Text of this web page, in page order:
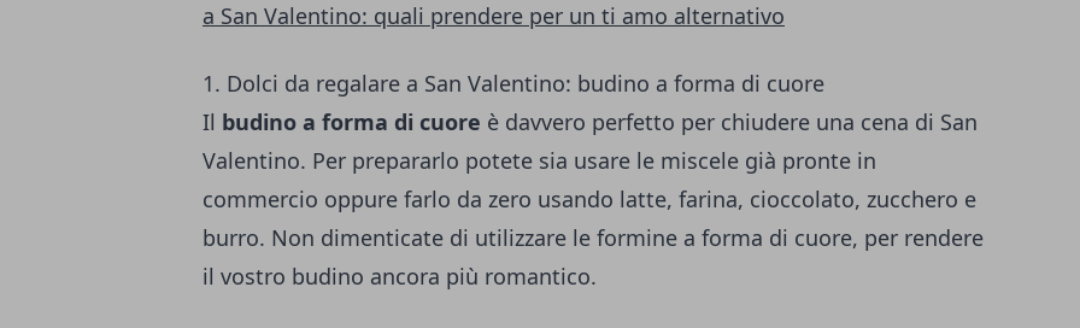
a San Valentino: quali prendere per un ti amo alternativo
1. Dolci da regalare a San Valentino: budino a forma di cuore
Il budino a forma di cuore è davvero perfetto per chiudere una cena di San
Valentino. Per prepararlo potete sia usare le miscele già pronte in
commercio oppure farlo da zero usando latte, farina, cioccolato, zucchero e
burro. Non dimenticate di utilizzare le formine a forma di cuore, per rendere
il vostro budino ancora più romantico.